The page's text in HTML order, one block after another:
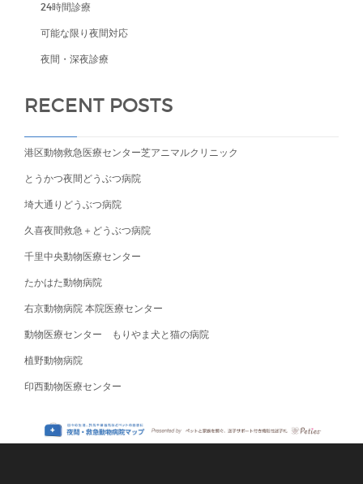
24時間診療
可能な限り夜間対応
夜間・深夜診療
RECENT POSTS
港区動物救急医療センター芝アニマルクリニック
とうかつ夜間どうぶつ病院
埼大通りどうぶつ病院
久喜夜間救急＋どうぶつ病院
千里中央動物医療センター
たかはた動物病院
右京動物病院 本院医療センター
動物医療センター もりやま犬と猫の病院
植野動物病院
印西動物医療センター